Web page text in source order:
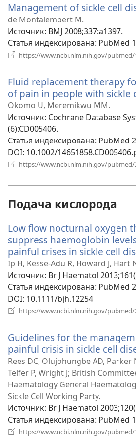
Management of sickle cell
de Montalembert M.
Источник‎: BMJ 2008;337:a1397.
Статья индексирована‎: PubMed
https://www.ncbi.nlm.nih.gov/pubmed/
Fluid replacement therapy
of pain in people with sickle
Okomo U, Meremikwu MM.
Источник‎: Cochrane Database
(6):CD005406.
Статья индексирована‎: PubMed
DOI‎: 10.1002/
https://www.ncbi.nlm.nih.gov/pubmed/
Подача кислорода
Low flow nocturnal oxygen
suppress haemoglobin
painful crises in sickle cell
Ip H, Kesse-Adu R, Howard J, Hart
Источник‎: Br J Haematol
Статья индексирована‎: PubMed
DOI‎: 10.1111/bjh.12254
https://www.ncbi.nlm.nih.gov/pubmed/
Guidelines for the
painful crisis in sickle cell
Rees DC, Olujohungbe AD, Parker
Telfer P, Wright J; British
Haematology General
Sickle Cell Working Party.
Источник‎: Br J Haematol
Статья индексирована‎: PubMed
https://www.ncbi.nlm.nih.gov/pubmed/